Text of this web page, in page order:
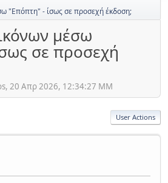
"Επόπτη" - ίσως σε προσεχή έκδοση;
μέσω
σε προσεχή
20 Απρ 2026, 12:34:27 ΜΜ
User Actions